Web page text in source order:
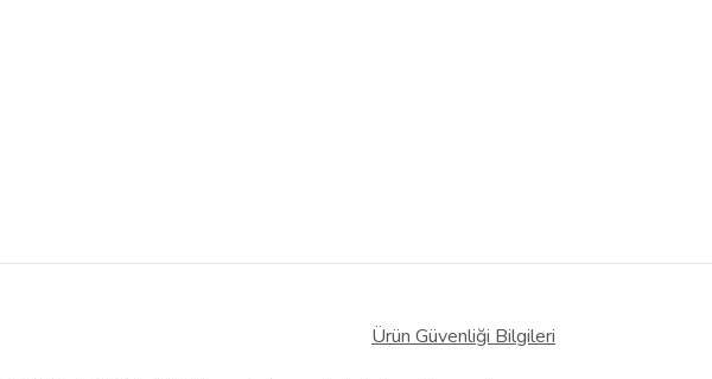
Ürün Güvenliği Bilgileri